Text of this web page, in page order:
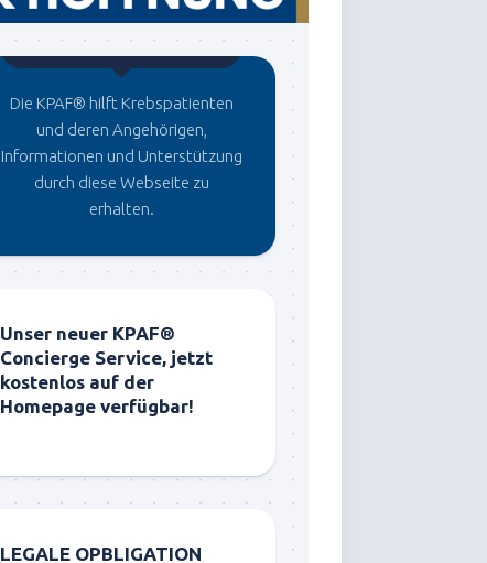
Gegründet von Dr.C
Die KPAF® hilft Krebspatienten
und deren Angehörigen,
Informationen und Unterstützung
durch diese Webseite zu
erhalten.
Unser neuer KPAF®
Concierge Service, jetzt
kostenlos auf der
Homepage verfügbar!
LEGALE OPBLIGATION